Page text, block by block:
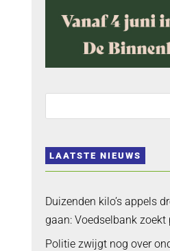
LAATSTE NIEUWS
Duizenden kilo’s appels
gaan: Voedselbank zoekt
Politie zwijgt nog over